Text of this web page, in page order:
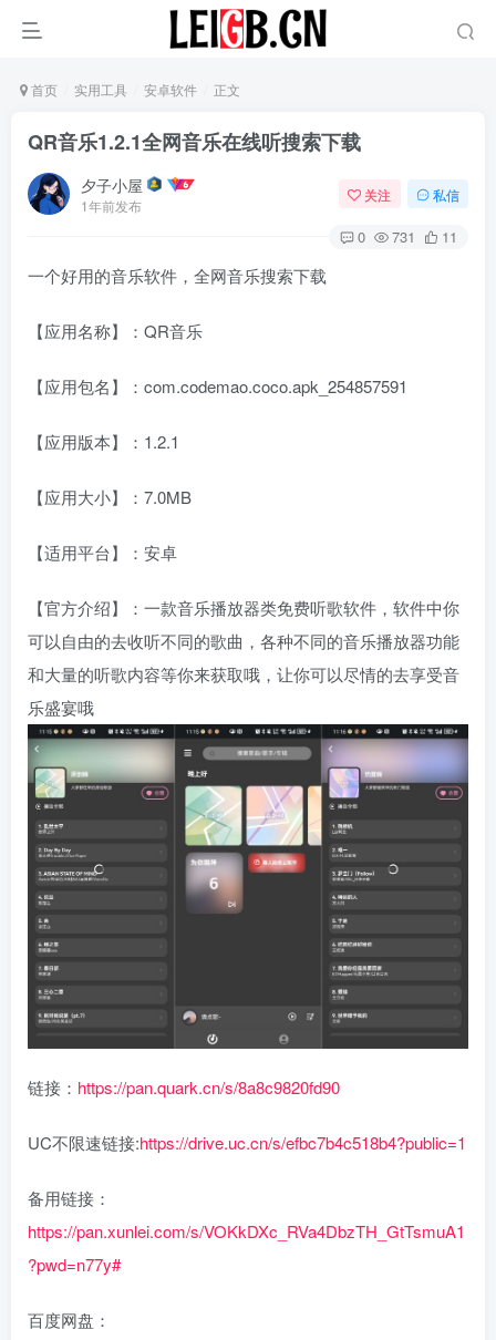
首页 实用工具 安卓软件 正文
QR音乐1.2.1全网音乐在线听搜索下载
夕子小屋
1年前发布
关注 私信
0 731 11
一个好用的音乐软件，全网音乐搜索下载
【应用名称】：QR音乐
【应用包名】：com.codemao.coco.apk_254857591
【应用版本】：1.2.1
【应用大小】：7.0MB
【适用平台】：安卓
【官方介绍】：一款音乐播放器类免费听歌软件，软件中你
可以自由的去收听不同的歌曲，各种不同的音乐播放器功能
和大量的听歌内容等你来获取哦，让你可以尽情的去享受音
乐盛宴哦
链接： https://pan.quark.cn/s/8a8c9820fd90
UC不限速链接:https://drive.uc.cn/s/efbc7b4c518b4?public=1
备用链接：
https://pan.xunlei.com/s/VOKkDXc_RVa4DbzTH_GtTsmuA1
?pwd=n77y#
百度网盘：